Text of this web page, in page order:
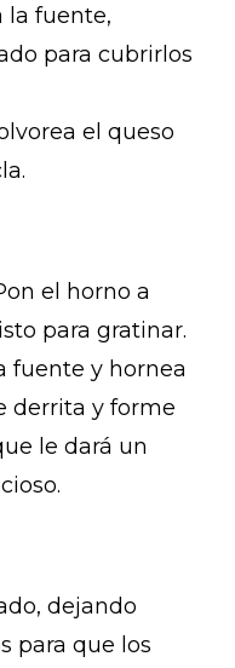
la fuente,
para cubrirlos
el queso
el horno a
para gratinar.
fuente y hornea
derrita y forme
le dará un
dejando
para que los